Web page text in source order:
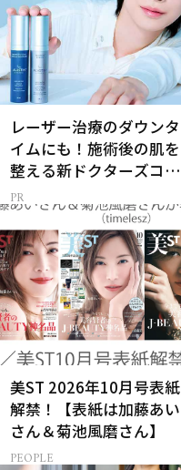
レーザー治療のダウンタ
イムにも！施術後の肌を
整える新ドクターズコス
メ
美ST 2026年10月号表紙
解禁！【表紙は加藤あい
さん＆菊池風磨さん】
PEOPLE